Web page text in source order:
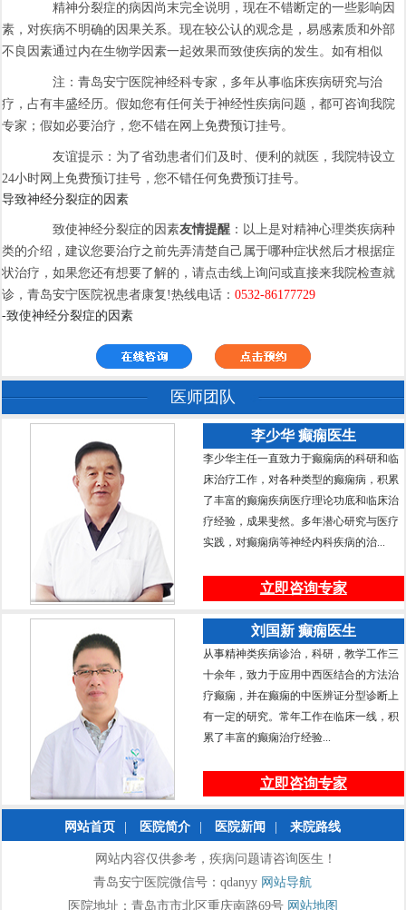
精神分裂症的病因尚末完全说明，现在不错断定的一些影响因
素，对疾病不明确的因果关系。现在较公认的观念是，易感素质和外部
不良因素通过内在生物学因素一起效果而致使疾病的发生。如有相似
注：青岛安宁医院神经科专家，多年从事临床疾病研究与治
疗，占有丰盛经历。假如您有任何关于神经性疾病问题，都可咨询我院
专家；假如必要治疗，您不错在网上免费预订挂号。
友谊提示：为了省劲患者们们及时、便利的就医，我院特设立
24小时网上免费预订挂号，您不错任何免费预订挂号。
导致神经分裂症的因素
致使神经分裂症的因素友情提醒 ：以上是对精神心理类疾病种
类的介绍，建议您要治疗之前先弄清楚自己属于哪种症状然后才根据症
状治疗，如果您还有想要了解的，请点击线上询问或直接来我院检查就
诊，青岛安宁医院祝患者康复!热线电话：0532-86177729
-致使神经分裂症的因素
医师团队
李少华 癫痫医生
李少华主任一直致力于癫痫病的科研和临
床治疗工作，对各种类型的癫痫病，积累
了丰富的癫痫疾病医疗理论功底和临床治
疗经验，成果斐然。多年潜心研究与医疗
实践，对癫痫病等神经内科疾病的治...
立即咨询专家
刘国新 癫痫医生
从事精神类疾病诊治，科研，教学工作三
十余年，致力于应用中西医结合的方法治
疗癫痫，并在癫痫的中医辨证分型诊断上
有一定的研究。常年工作在临床一线，积
累了丰富的癫痫治疗经验...
立即咨询专家
网站首页 医院简介 医院新闻 来院路线
网站内容仅供参考，疾病问题请咨询医生！
青岛安宁医院微信号：qdanyy 网站导航
医院地址：青岛市市北区重庆南路69号 网站地图